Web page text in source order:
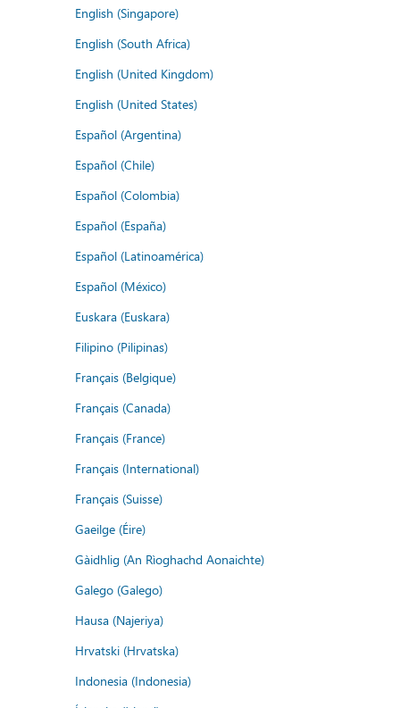
English (Singapore)
English (South Africa)
English (United Kingdom)
English (United States)
Español (Argentina)
Español (Chile)
Español (Colombia)
Español (España)
Español (Latinoamérica)
Español (México)
Euskara (Euskara)
Filipino (Pilipinas)
Français (Belgique)
Français (Canada)
Français (France)
Français (International)
Français (Suisse)
Gaeilge (Éire)
Gàidhlig (An Rìoghachd Aonaichte)
Galego (Galego)
Hausa (Najeriya)
Hrvatski (Hrvatska)
Indonesia (Indonesia)